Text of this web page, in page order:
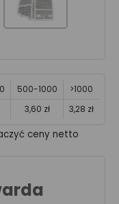
500-1000
>1000
3,60 zł 3,28 zł
ceny netto